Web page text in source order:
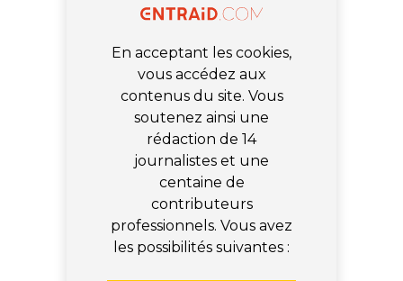
En acceptant les cookies,
vous accédez aux
contenus du site. Vous
soutenez ainsi une
rédaction de 14
journalistes et une
centaine de
contributeurs
professionnels. Vous avez
les possibilités suivantes :